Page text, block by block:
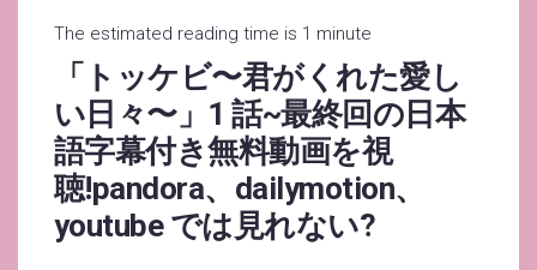
The estimated reading time is 1 minute
「トッケビ〜君がくれた愛し
い日々〜」1 話~最終回の日本
語字幕付き無料動画を視
聴!pandora、dailymotion、
youtube では見れない?